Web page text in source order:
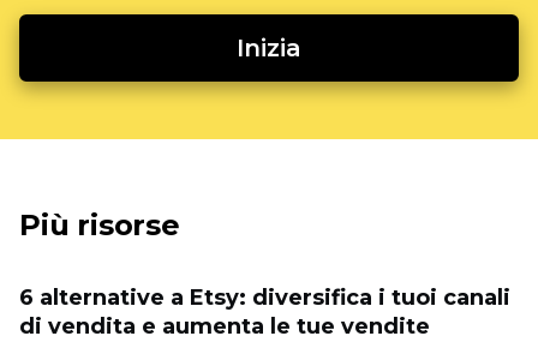
Inizia
Più risorse
6 alternative a Etsy: diversifica i tuoi canali
di vendita e aumenta le tue vendite